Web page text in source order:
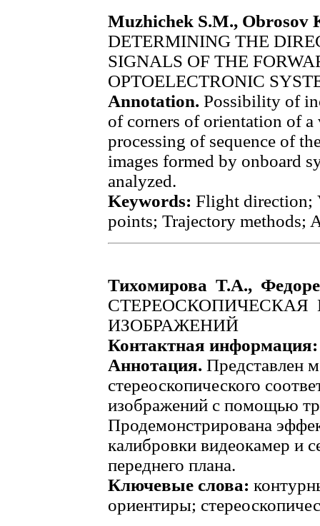
Muzhichek S.M., Obrosov
DETERMINING THE
SIGNALS OF THE
OPTOELECTRONIC
Annotation. Possibility of
of corners of orientation of
processing of sequence of
images formed by onboard
analyzed.
Keywords: Flight direction;
points; Trajectory methods;
Тихомирова Т.А.,
ИЗОБРАЖЕНИЙ
Контактная информация:
Аннотация. Представлен
стереоскопического
изображений с помощью
Продемонстрирована
калибровки видеокамер и
переднего плана.
Ключевые слова:
ориентиры;